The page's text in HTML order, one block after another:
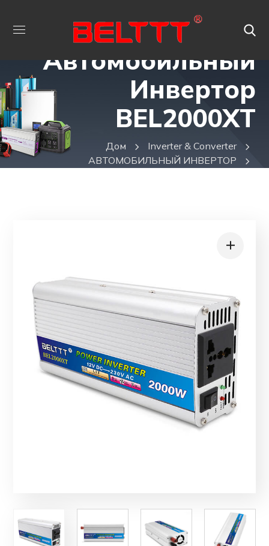
Автомобильный
Инвертор
BEL2000XT
Дом
Inverter & Converter
АВТОМОБИЛЬНЫЙ ИНВЕРТОР